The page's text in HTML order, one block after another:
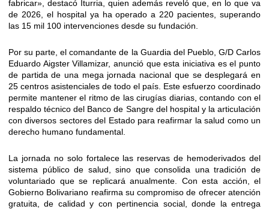
fabricar», destacó Iturria, quien además reveló que, en lo que va
de 2026, el hospital ya ha operado a 220 pacientes, superando
las 15 mil 100 intervenciones desde su fundación.
Por su parte, el comandante de la Guardia del Pueblo, G/D Carlos
Eduardo Aigster Villamizar, anunció que esta iniciativa es el punto
de partida de una mega jornada nacional que se desplegará en
25 centros asistenciales de todo el país. Este esfuerzo coordinado
permite mantener el ritmo de las cirugías diarias, contando con el
respaldo técnico del Banco de Sangre del hospital y la articulación
con diversos sectores del Estado para reafirmar la salud como un
derecho humano fundamental.
La jornada no solo fortalece las reservas de hemoderivados del
sistema público de salud, sino que consolida una tradición de
voluntariado que se replicará anualmente. Con esta acción, el
Gobierno Bolivariano reafirma su compromiso de ofrecer atención
gratuita, de calidad y con pertinencia social, donde la entrega